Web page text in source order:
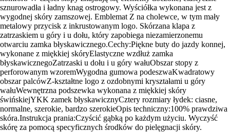
sznurowadła i ładny knag ostrogowy. Wyściółka wykonana jest z
wygodnej skóry zamszowej. Emblemat Z na cholewce, w tym mały
metalowy przycisk z inkrustowanym logo. Skórzana klapa z
zatrzaskiem u góry i u dołu, który zapobiega niezamierzonemu
otwarciu zamka błyskawicznego.Cechy:Piękne buty do jazdy konnej,
wykonane z miękkiej skóryElastyczne wzdłuż zamka
błyskawicznegoZatrzaski u dołu i u góry wałuObszar stopy z
perforowanym wzoremWygodna gumowa podeszwaKwadratowy
obszar palcówZ-kształtne logo z ozdobnymi kryształami u góry
wałuWewnętrzna podszewka wykonana z miękkiej skóry
świńskiejYKK zamek błyskawicznyCztery rozmiary łydek: ciasne,
normalne, szerokie, bardzo szerokieOpis techniczny:100% prawdziwa
skóra.Instrukcja prania:Czyścić gąbką po każdym użyciu. Wyczyść
skórę za pomocą specyficznych środków do pielęgnacji skóry.